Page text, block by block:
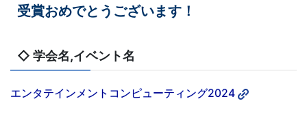
受賞おめでとうございます！
◇ 学会名,イベント名
エンタテインメントコンピューティング2024